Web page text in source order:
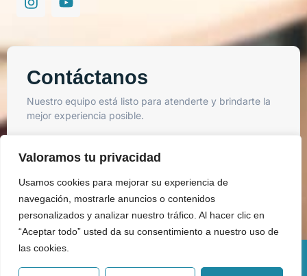
Valoramos tu privacidad
Usamos cookies para mejorar su experiencia de
navegación, mostrarle anuncios o contenidos
personalizados y analizar nuestro tráfico. Al hacer clic en
“Aceptar todo” usted da su consentimiento a nuestro uso de
las cookies.
Contáctanos
Nuestro equipo está listo para atenderte y brindarte la
mejor experiencia posible.
Enviar